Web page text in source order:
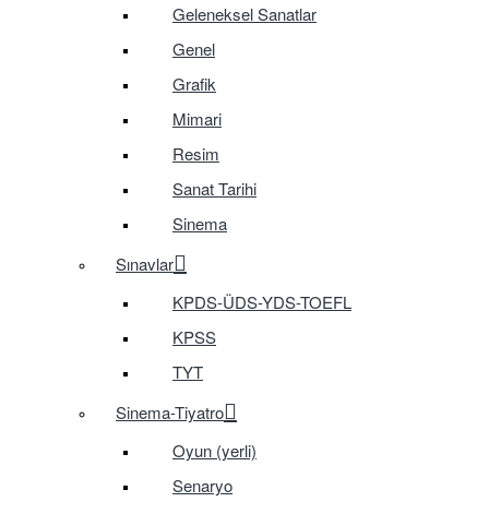
Geleneksel Sanatlar
Genel
Grafik
Mimari
Resim
Sanat Tarihi
Sinema
Sınavlar
KPDS-ÜDS-YDS-TOEFL
KPSS
TYT
Sinema-Tiyatro
Oyun (yerli)
Senaryo